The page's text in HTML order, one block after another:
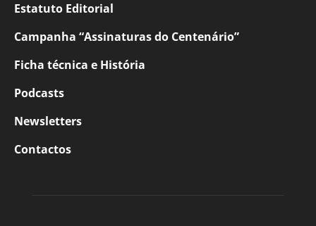
Estatuto Editorial
Campanha “Assinaturas do Centenário”
Ficha técnica e História
Podcasts
Newsletters
Contactos